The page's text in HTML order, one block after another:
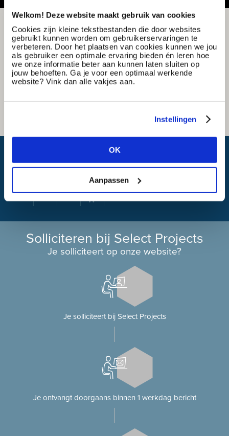
Welkom! Deze website maakt gebruik van cookies
Cookies zijn kleine tekstbestanden die door websites
gebruikt kunnen worden om gebruikerservaringen te
verbeteren. Door het plaatsen van cookies kunnen we jou
als gebruiker een optimale ervaring bieden én leren hoe
we onze informatie beter aan kunnen laten sluiten op
jouw behoeften. Ga je voor een optimaal werkende
website? Vink dan alle vakjes aan.
Instellingen
OK
Aanpassen
Solliciteren bij Select Projects
Je solliciteert op onze website?
Je solliciteert bij Select Projects
Je ontvangt doorgaans binnen 1 werkdag bericht